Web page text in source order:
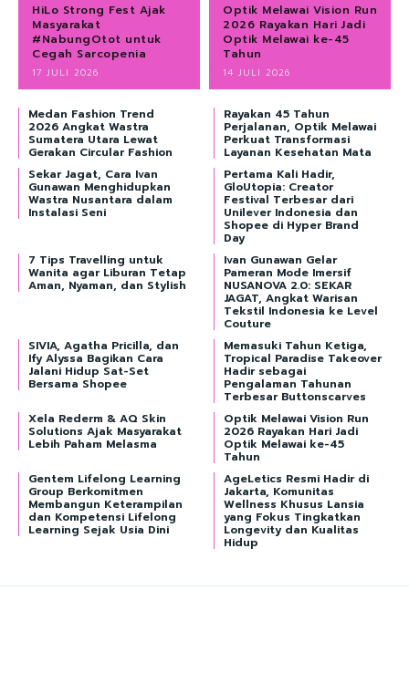
HiLo Strong Fest Ajak
Masyarakat
#NabungOtot untuk
Cegah Sarcopenia
17 JULI 2026
Optik Melawai Vision Run
2026 Rayakan Hari Jadi
Optik Melawai ke-45
Tahun
14 JULI 2026
Medan Fashion Trend
2026 Angkat Wastra
Sumatera Utara Lewat
Gerakan Circular Fashion
Rayakan 45 Tahun
Perjalanan, Optik Melawai
Perkuat Transformasi
Layanan Kesehatan Mata
Sekar Jagat, Cara Ivan
Gunawan Menghidupkan
Wastra Nusantara dalam
Instalasi Seni
Pertama Kali Hadir,
GloUtopia: Creator
Festival Terbesar dari
Unilever Indonesia dan
Shopee di Hyper Brand
Day
7 Tips Travelling untuk
Wanita agar Liburan Tetap
Aman, Nyaman, dan Stylish
Ivan Gunawan Gelar
Pameran Mode Imersif
NUSANOVA 2.0: SEKAR
JAGAT, Angkat Warisan
Tekstil Indonesia ke Level
Couture
SIVIA, Agatha Pricilla, dan
Ify Alyssa Bagikan Cara
Jalani Hidup Sat-Set
Bersama Shopee
Memasuki Tahun Ketiga,
Tropical Paradise Takeover
Hadir sebagai
Pengalaman Tahunan
Terbesar Buttonscarves
Xela Rederm & AQ Skin
Solutions Ajak Masyarakat
Lebih Paham Melasma
Optik Melawai Vision Run
2026 Rayakan Hari Jadi
Optik Melawai ke-45
Tahun
Gentem Lifelong Learning
Group Berkomitmen
Membangun Keterampilan
dan Kompetensi Lifelong
Learning Sejak Usia Dini
AgeLetics Resmi Hadir di
Jakarta, Komunitas
Wellness Khusus Lansia
yang Fokus Tingkatkan
Longevity dan Kualitas
Hidup